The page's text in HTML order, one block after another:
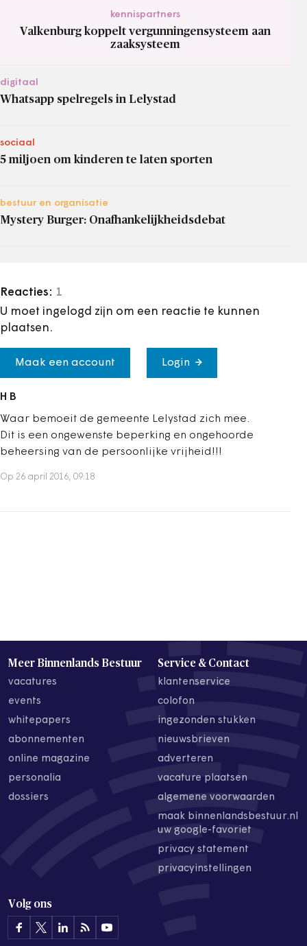
kennispartners
Valkenburg koppelt vergunningensysteem aan
zaaksysteem
digitaal
Whatsapp spelregels in Lelystad
sociaal
5 miljoen om kinderen te laten sporten
bestuur en organisatie
Mystery Burger: Onafhankelijkheidsdebat
Reacties: 1
U moet ingelogd zijn om een reactie te kunnen
plaatsen.
Maak een account Login
H B
Waar bemoeit de gemeente Lelystad zich mee.
Dit is een ongewenste beperking en ongehoorde
beheersing van de persoonlijke vrijheid!!!
Op 26 april 2016, 09:18
Meer Binnenlands Bestuur
vacatures
events
whitepapers
abonnementen
online magazine
personalia
dossiers
Service & Contact
klantenservice
colofon
ingezonden stukken
nieuwsbrieven
adverteren
vacature plaatsen
algemene voorwaarden
maak binnenlandsbestuur.nl
uw google-favoriet
privacy statement
privacyinstellingen
Volg ons